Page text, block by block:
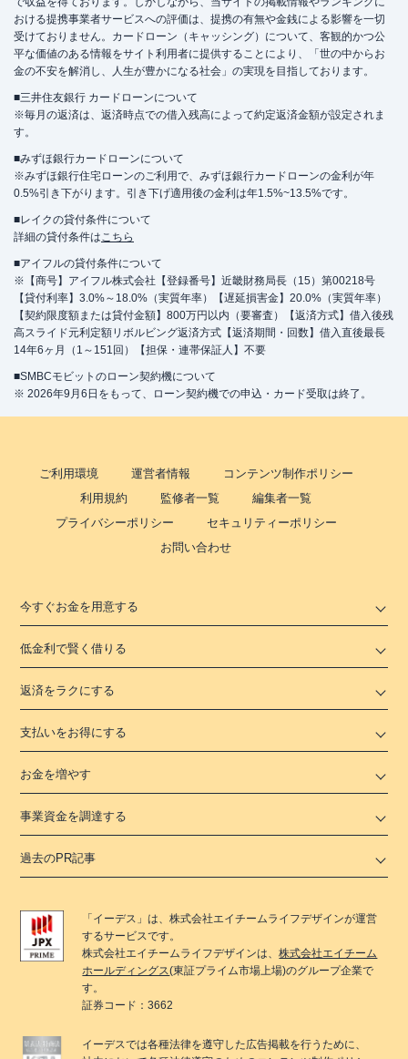
おける提携事業者サービスへの評価は、提携の有無や金銭による影響を一切
受けておりません。カードローン（キャッシング）について、客観的かつ公
平な価値のある情報をサイト利用者に提供することにより、「世の中からお
金の不安を解消し、人生が豊かになる社会」の実現を目指しております。
■三井住友銀行 カードローンについて
※毎月の返済は、返済時点での借入残高によって約定返済金額が設定されま
す。
■みずほ銀行カードローンについて
※みずほ銀行住宅ローンのご利用で、みずほ銀行カードローンの金利が年
0.5%引き下がります。引き下げ適用後の金利は年1.5%~13.5%です。
■レイクの貸付条件について
詳細の貸付条件はこちら
■アイフルの貸付条件について
※【商号】アイフル株式会社【登録番号】近畿財務局長（15）第00218号
【貸付利率】3.0%～18.0%（実質年率）【遅延損害金】20.0%（実質年率）
【契約限度額または貸付金額】800万円以内（要審査）【返済方式】借入後残
高スライド元利定額リボルビング返済方式【返済期間・回数】借入直後最長
14年6ヶ月（1～151回）【担保・連帯保証人】不要
■SMBCモビットのローン契約機について
※ 2026年9月6日をもって、ローン契約機での申込・カード受取は終了。
ご利用環境 運営者情報
コンテンツ制作ポリシー
利用規約
監修者一覧
編集者一覧
プライバシーポリシー
セキュリティーポリシー
お問い合わせ
今すぐお金を用意する
低金利で賢く借りる
返済をラクにする
支払いをお得にする
お金を増やす
事業資金を調達する
過去のPR記事
「 イーデス 」は、株式会社エイチームライフデザインが運営
するサービスです。
株式会社エイチームライフデザインは、株式会社エイチーム
ホールディングス(東証プライム市場上場)のグループ企業で
す。
証券コード：3662
イーデスでは各種法律を遵守した広告掲載を行うために、